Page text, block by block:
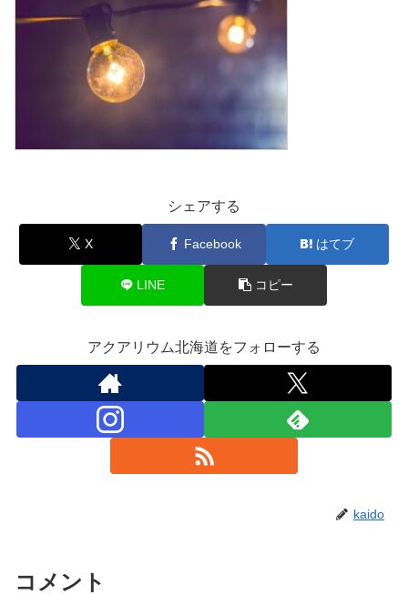
シェアする
X Facebook はてブ
LINE コピー
アクアリウム北海道をフォローする
kaido
コメント